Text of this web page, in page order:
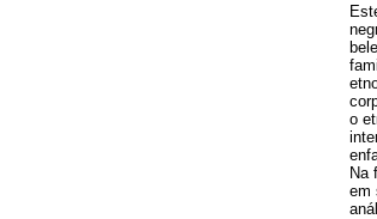
o
Na
em